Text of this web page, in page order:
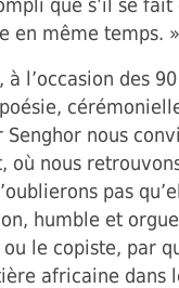
que s’il se fait
en même temps. »
à l’occasion des
Senghor nous
où nous
pas
humble et
le copiste, par
africaine dans